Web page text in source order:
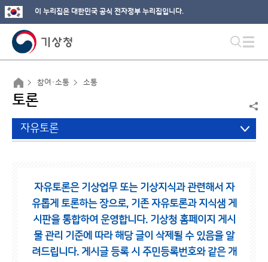
이 누리집은 대한민국 공식 전자정부 누리집입니다.
참여·소통 소통
토론
자유토론
자유토론은 기상업무 또는 기상지식과 관련해서 자
유롭게 토론하는 장으로, 기존 자유토론과 지식샘 게
시판을 통합하여 운영합니다. 기상청 홈페이지 게시
물 관리 기준에 따라 해당 글이 삭제될 수 있음을 알
려드립니다. 게시글 등록 시 주민등록번호와 같은 개